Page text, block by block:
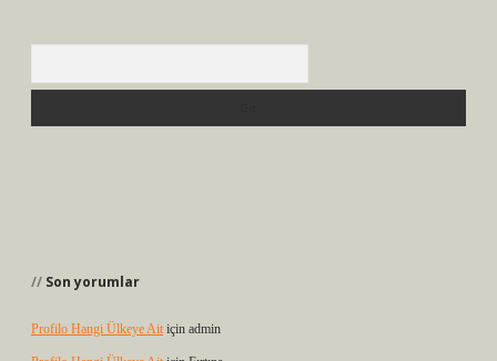
Son yorumlar
Profilo Hangi Ülkeye Ait için admin